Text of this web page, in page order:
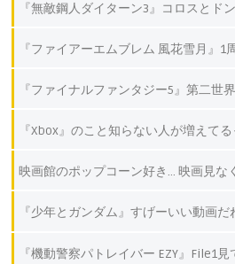
『無敵鋼人ダイターン3』コロスとド
『ファイアーエムブレム 風花雪月』
『ファイナルファンタジー5』第二
『Xbox』のこと知らない人が増えて
映画館のポップコーン好き… 映画見な
『少年とガンダム』すげーいい動画
『機動警察パトレイバー EZY』File1